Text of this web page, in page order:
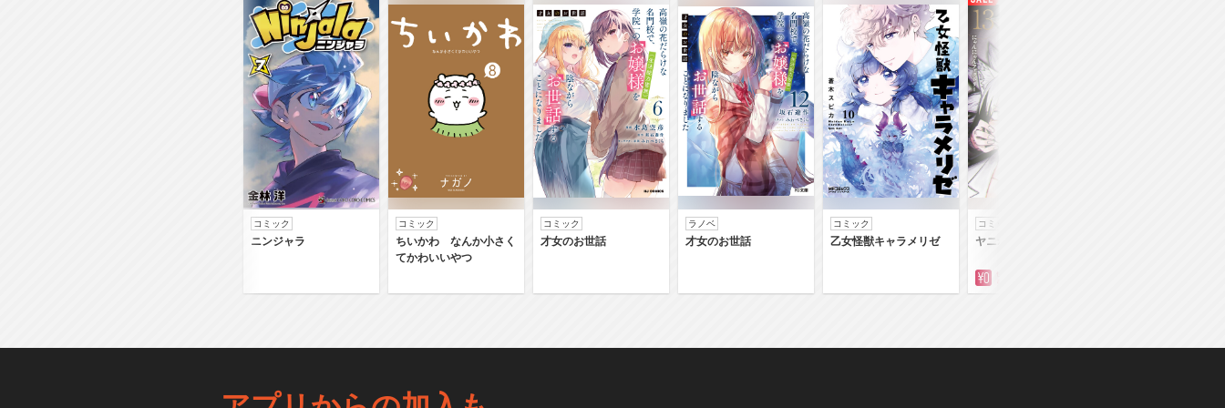
コミック
ニンジャラ
コミック
ちいかわ なんか小さく
てかわいいやつ
コミック
才女のお世話
ラノベ
才女のお世話
コミック
乙女怪獣キャラメリゼ
コミック
ヤニねこ